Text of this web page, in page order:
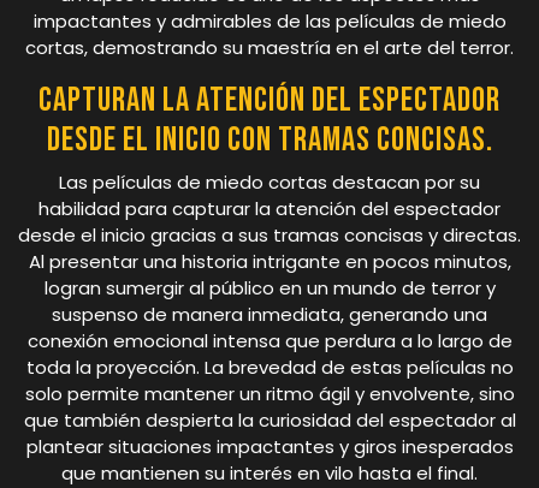
impactantes y admirables de las películas de miedo
cortas, demostrando su maestría en el arte del terror.
Capturan la atención del espectador
desde el inicio con tramas concisas.
Las películas de miedo cortas destacan por su
habilidad para capturar la atención del espectador
desde el inicio gracias a sus tramas concisas y directas.
Al presentar una historia intrigante en pocos minutos,
logran sumergir al público en un mundo de terror y
suspenso de manera inmediata, generando una
conexión emocional intensa que perdura a lo largo de
toda la proyección. La brevedad de estas películas no
solo permite mantener un ritmo ágil y envolvente, sino
que también despierta la curiosidad del espectador al
plantear situaciones impactantes y giros inesperados
que mantienen su interés en vilo hasta el final.